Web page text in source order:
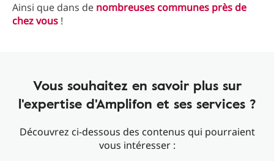
Ainsi que dans de nombreuses communes près de
chez vous !
Vous souhaitez en savoir plus sur
l'expertise d'Amplifon et ses services ?
Découvrez ci-dessous des contenus qui pourraient
vous intéresser :